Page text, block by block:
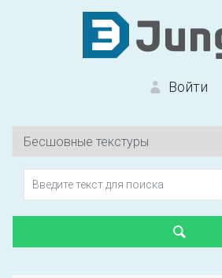
Войти
Вход на сайт